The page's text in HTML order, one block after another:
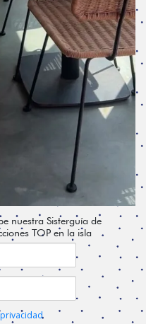
nuestra Sisterguía de
TOP en la isla